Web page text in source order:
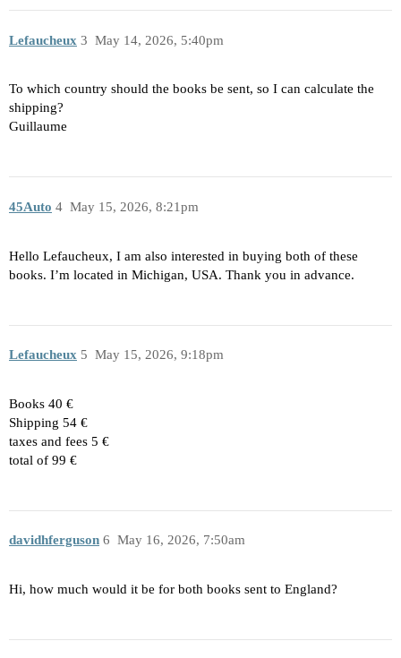
Lefaucheux May 14, 2026, 5:40pm
3
To which country should the books be sent, so I can calculate the
shipping?
Guillaume
45Auto May 15, 2026, 8:21pm
4
Hello Lefaucheux, I am also interested in buying both of these
books. I’m located in Michigan, USA. Thank you in advance.
Lefaucheux May 15, 2026, 9:18pm
5
Books 40 €
Shipping 54 €
taxes and fees 5 €
total of 99 €
davidhferguson May 16, 2026, 7:50am
6
Hi, how much would it be for both books sent to England?